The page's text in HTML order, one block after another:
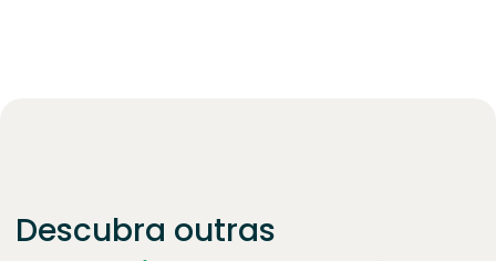
Descubra outras